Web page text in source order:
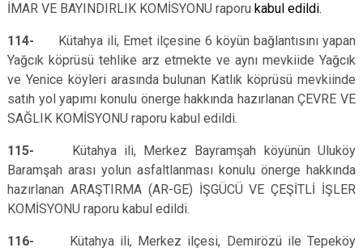
İMAR VE BAYINDIRLIK KOMİSYONU raporu kabul edildi.
114- Kütahya ili, Emet ilçesine 6 köyün bağlantısını yapan
Yağcık köprüsü tehlike arz etmekte ve aynı mevkiide Yağcık
ve Yenice köyleri arasında bulunan Katlık köprüsü mevkiinde
satıh yol yapımı konulu önerge hakkında hazırlanan ÇEVRE VE
SAĞLIK KOMİSYONU raporu kabul edildi.
115- Kütahya ili, Merkez Bayramşah köyünün Uluköy
Baramşah arası yolun asfaltlanması konulu önerge hakkında
hazırlanan ARAŞTIRMA (AR-GE) İŞGÜCÜ VE ÇEŞİTLİ İŞLER
KOMİSYONU raporu kabul edildi.
116- Kütahya ili, Merkez ilçesi, Demirözü ile Tepeköy